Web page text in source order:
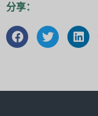
分享：